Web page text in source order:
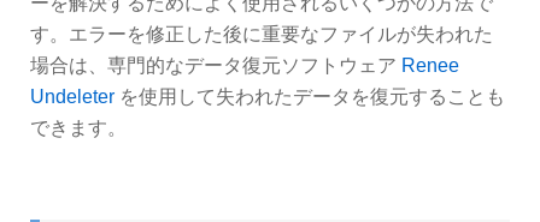
す。エラーを修正した後に重要なファイルが失われた
場合は、専門的なデータ復元ソフトウェア Renee
Undeleter を使用して失われたデータを復元することも
できます。